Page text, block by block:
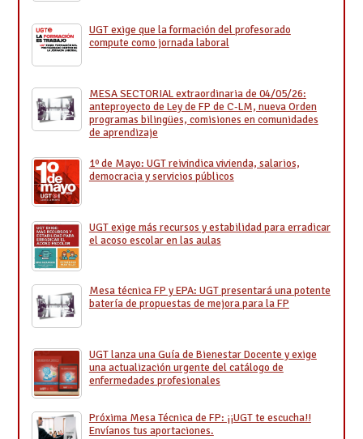
UGT exige que la formación del profesorado
compute como jornada laboral
MESA SECTORIAL extraordinaria de 04/05/26:
anteproyecto de Ley de FP de C-LM, nueva Orden
programas bilingües, comisiones en comunidades
de aprendizaje
1º de Mayo: UGT reivindica vivienda, salarios,
democracia y servicios públicos
UGT exige más recursos y estabilidad para erradicar
el acoso escolar en las aulas
Mesa técnica FP y EPA: UGT presentará una potente
batería de propuestas de mejora para la FP
UGT lanza una Guía de Bienestar Docente y exige
una actualización urgente del catálogo de
enfermedades profesionales
Próxima Mesa Técnica de FP: ¡¡UGT te escucha!!
Envíanos tus aportaciones.